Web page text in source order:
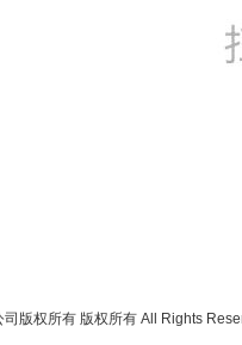
版权所有 版权所有 All Rights